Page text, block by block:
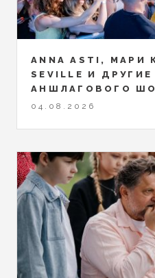
ANNA ASTI, МАРИ
SEVILLE И
АНШЛАГОВОГО
04.08.2026